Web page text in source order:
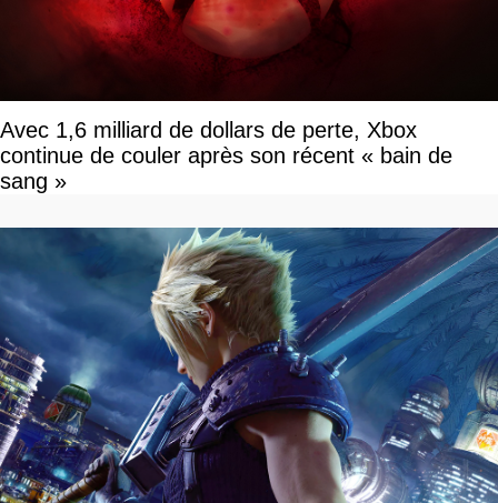
Avec 1,6 milliard de dollars de perte, Xbox
continue de couler après son récent « bain de
sang »